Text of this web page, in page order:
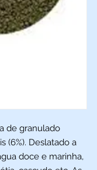
de granulado
(6%). Deslatado a
doce e marinha,